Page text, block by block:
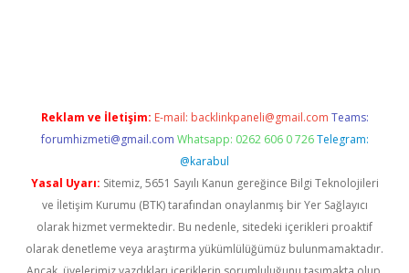
Reklam ve İletişim: E-mail: backlinkpaneli@gmail.com Teams:
forumhizmeti@gmail.com Whatsapp: 0262 606 0 726 Telegram:
@karabul
Yasal Uyarı: Sitemiz, 5651 Sayılı Kanun gereğince Bilgi Teknolojileri
ve İletişim Kurumu (BTK) tarafından onaylanmış bir Yer Sağlayıcı
olarak hizmet vermektedir. Bu nedenle, sitedeki içerikleri proaktif
olarak denetleme veya araştırma yükümlülüğümüz bulunmamaktadır.